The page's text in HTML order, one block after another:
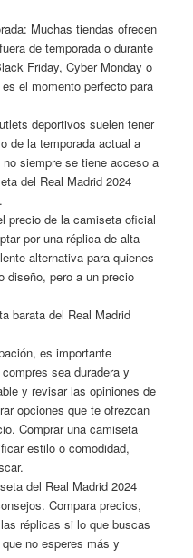
Muchas tiendas ofrecen
de temporada o durante
Friday, Cyber Monday o
el momento perfecto para
deportivos suelen tener
de la temporada actual a
siempre se tiene acceso a
del Real Madrid 2024
precio de la camiseta oficial
por una réplica de alta
alternativa para quienes
diseño, pero a un precio
barata del Real Madrid
es importante
sea duradera y
y revisar las opiniones de
opciones que te ofrezcan
Comprar una camiseta
estilo o comodidad,
del Real Madrid 2024
Compara precios,
réplicas si lo que buscas
no esperes más y